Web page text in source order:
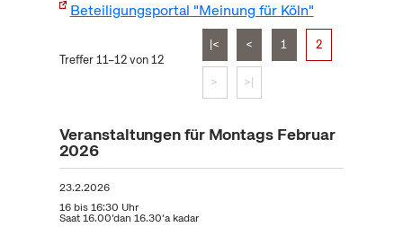
Beteiligungsportal "Meinung für Köln"
Treffer 11–12 von 12
|< < 1 2
> >|
Veranstaltungen für Montags Februar
2026
23.2.2026
16 bis 16:30 Uhr
Saat 16.00’dan 16.30’a kadar